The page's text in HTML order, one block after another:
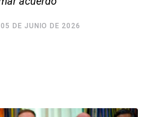
05 DE JUNIO DE 2026